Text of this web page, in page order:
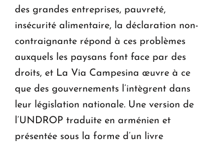
des grandes entreprises, pauvreté,
insécurité alimentaire, la déclaration non-
contraignante répond à ces problèmes
auxquels les paysans font face par des
droits, et La Via Campesina œuvre à ce
que des gouvernements l’intègrent dans
leur législation nationale. Une version de
l’UNDROP traduite en arménien et
présentée sous la forme d’un livre